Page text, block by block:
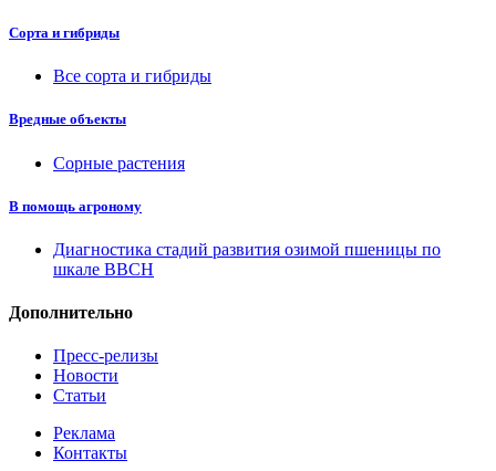
Сорта и гибриды
Все сорта и гибриды
Вредные объекты
Сорные растения
В помощь агроному
Диагностика стадий развития озимой пшеницы по
шкале ВВСН
Дополнительно
Пресс-релизы
Новости
Статьи
Реклама
Контакты